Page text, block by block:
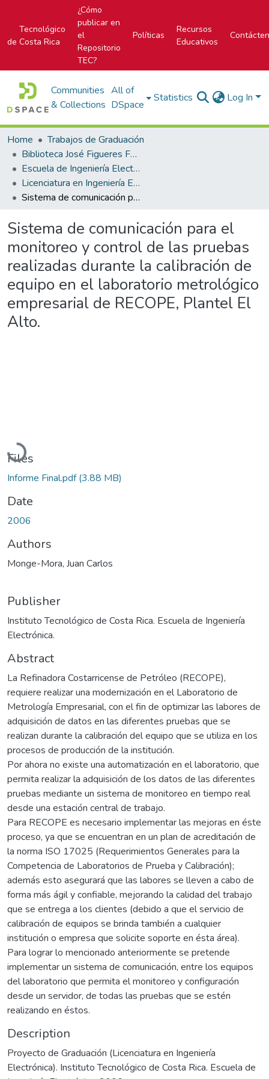
Tecnológico
de Costa Rica
¿Cómo
publicar en
el
Repositorio
TEC?
Políticas
Recursos
Educativos
Communities
& Collections
All of
DSpace
Statistics Log In
Home
Trabajos de Graduación
Biblioteca José Figueres Ferrer
Escuela de Ingeniería Electrónica
Licenciatura en Ingeniería Electrónica
Sistema de comunicación para el monitoreo y control de las pruebas realizadas durante la calibración de equipo en el laboratorio metrológico empresarial de RECOPE, Plantel El Alto.
Sistema de comunicación para el
monitoreo y control de las pruebas
realizadas durante la calibración de
equipo en el laboratorio metrológico
empresarial de RECOPE, Plantel El
Alto.
Loading...
Files
Informe Final.pdf(3.88 MB)
Date
2006
Authors
Monge-Mora, Juan Carlos
Publisher
Instituto Tecnológico de Costa Rica. Escuela de Ingeniería
Electrónica.
Abstract
La Refinadora Costarricense de Petróleo (RECOPE),
requiere realizar una modernización en el Laboratorio de
Metrología Empresarial, con el fin de optimizar las labores de
adquisición de datos en las diferentes pruebas que se
realizan durante la calibración del equipo que se utiliza en los
procesos de producción de la institución.
Por ahora no existe una automatización en el laboratorio, que
permita realizar la adquisición de los datos de las diferentes
pruebas mediante un sistema de monitoreo en tiempo real
desde una estación central de trabajo.
Para RECOPE es necesario implementar las mejoras en éste
proceso, ya que se encuentran en un plan de acreditación de
la norma ISO 17025 (Requerimientos Generales para la
Competencia de Laboratorios de Prueba y Calibración);
además esto asegurará que las labores se lleven a cabo de
forma más ágil y confiable, mejorando la calidad del trabajo
que se entrega a los clientes (debido a que el servicio de
calibración de equipos se brinda también a cualquier
institución o empresa que solicite soporte en ésta área).
Para lograr lo mencionado anteriormente se pretende
implementar un sistema de comunicación, entre los equipos
del laboratorio que permita el monitoreo y configuración
desde un servidor, de todas las pruebas que se estén
realizando en éstos.
Description
Proyecto de Graduación (Licenciatura en Ingeniería
Electrónica). Instituto Tecnológico de Costa Rica. Escuela de